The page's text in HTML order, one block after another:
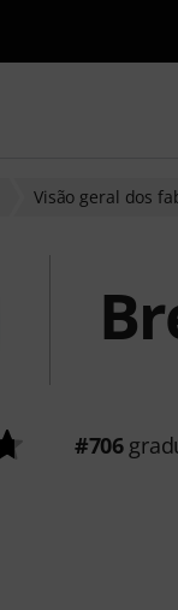
Visão geral dos
#706